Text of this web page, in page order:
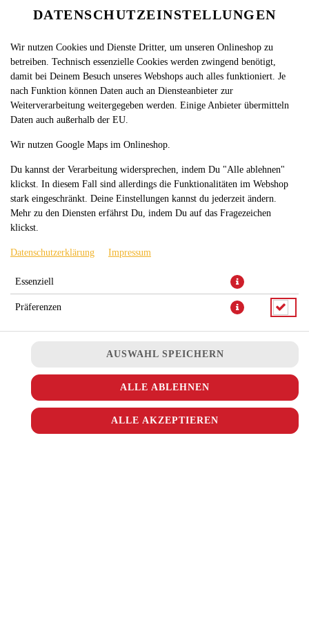
DE
SPRACHE ÄNDERN
KARTOFFELGRATIN MIT KÄSE
UND SCHINKEN
Kartoffelgratin mit Käse, Putenschinken, Sauce Hollandaise und
JETZT BESTELLEN
DATENSCHUTZEINSTELLUNGEN
Wir nutzen Cookies und Dienste Dritter, um unseren Onlineshop zu
betreiben. Technisch essenzielle Cookies werden zwingend benötigt,
damit bei Deinem Besuch unseres Webshops auch alles funktioniert. Je
nach Funktion können Daten auch an Diensteanbieter zur
Weiterverarbeitung weitergegeben werden. Einige Anbieter übermitteln
Daten auch außerhalb der EU.
Wir nutzen Google Maps im Onlineshop.
Du kannst der Verarbeitung widersprechen, indem Du "Alle ablehnen"
klickst. In diesem Fall sind allerdings die Funktionalitäten im Webshop
stark eingeschränkt. Deine Einstellungen kannst du jederzeit ändern.
Mehr zu den Diensten erfährst Du, indem Du auf das Fragezeichen
klickst.
Datenschutzerklärung Impressum
Essenziell
Präferenzen
AUSWAHL SPEICHERN
ALLE ABLEHNEN
ALLE AKZEPTIEREN